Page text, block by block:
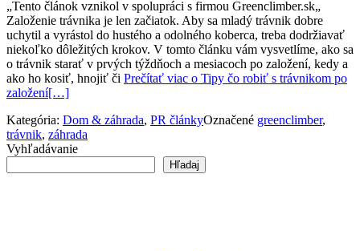
„Tento článok vznikol v spolupráci s firmou Greenclimber.sk„
Založenie trávnika je len začiatok. Aby sa mladý trávnik dobre
uchytil a vyrástol do hustého a odolného koberca, treba dodržiavať
niekoľko dôležitých krokov. V tomto článku vám vysvetlíme, ako sa
o trávnik starať v prvých týždňoch a mesiacoch po založení, kedy a
ako ho kosiť, hnojiť či Prečítať viac o Tipy čo robiť s trávnikom po
založení[…]
Kategória: Dom & záhrada, PR článkyOznačené greenclimber,
trávnik, záhrada
Vyhľadávanie
Hľadaj